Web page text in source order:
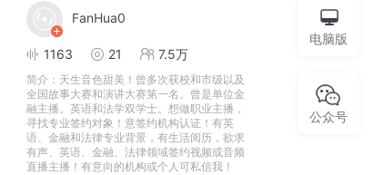
FanHua0
1163 21 7.5万
简介： 天生音色甜美！曾多次获校和市级以及
全国故事大赛和演讲大赛第一名。曾是单位金
融主播。英语和法学双学士。想做职业主播，
寻找专业签约对象！意签约机构认证！有英
语、金融和法律专业背景，有生活阅历，欲求
有声、英语、金融、法律领域签约视频或音频
直播主播！有意向的机构或个人可私信我！
电脑版
公众号